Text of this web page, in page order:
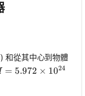
) 和從其中心到物體
= 5.972 \times
= 5.972 × 1024